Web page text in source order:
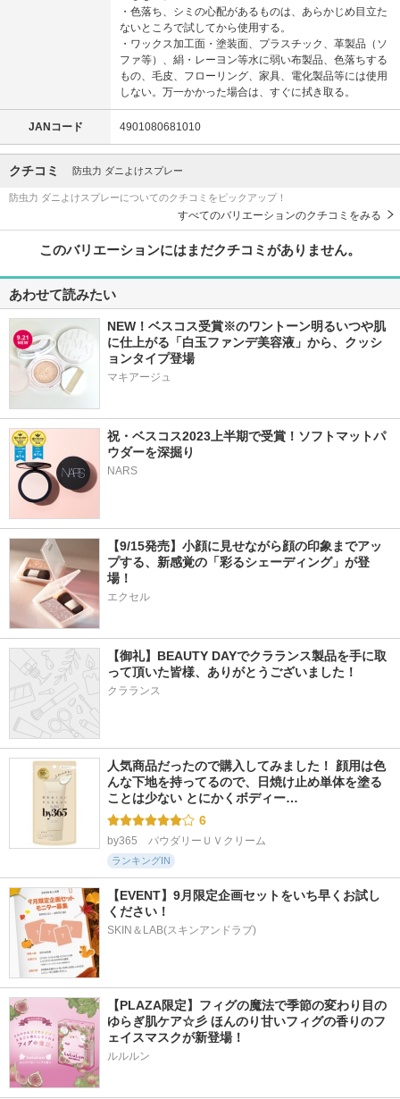
・色落ち、シミの心配があるものは、あらかじめ目立た
ないところで試してから使用する。
・ワックス加工面・塗装面、プラスチック、革製品（ソ
ファ等）、絹・レーヨン等水に弱い布製品、色落ちする
もの、毛皮、フローリング、家具、電化製品等には使用
しない。万一かかった場合は、すぐに拭き取る。
JANコード 4901080681010
クチコミ 防虫力 ダニよけスプレー
防虫力 ダニよけスプレーについてのクチコミをピックアップ！
すべてのバリエーションのクチコミをみる
このバリエーションにはまだクチコミがありません。
あわせて読みたい
NEW！ベスコス受賞※のワントーン明るいつや肌
に仕上がる「白玉ファンデ美容液」から、クッシ
ョンタイプ登場
マキアージュ
祝・ベスコス2023上半期で受賞！ソフトマットパ
ウダーを深掘り
NARS
【9/15発売】小顔に見せながら顔の印象までアッ
プする、新感覚の「彩るシェーディング」が登
場！
エクセル
【御礼】BEAUTY DAYでクラランス製品を手に取
って頂いた皆様、ありがとうございました！
クラランス
人気商品だったので購入してみました！ 顔用は色
んな下地を持ってるので、日焼け止め単体を塗る
ことは少ない とにかくボディー…
6
by365　パウダリーＵＶクリーム
ランキングIN
【EVENT】9月限定企画セットをいち早くお試し
ください！
SKIN＆LAB(スキンアンドラブ)
【PLAZA限定】フィグの魔法で季節の変わり目の
ゆらぎ肌ケア☆彡 ほんのり甘いフィグの香りのフ
ェイスマスクが新登場！
ルルルン